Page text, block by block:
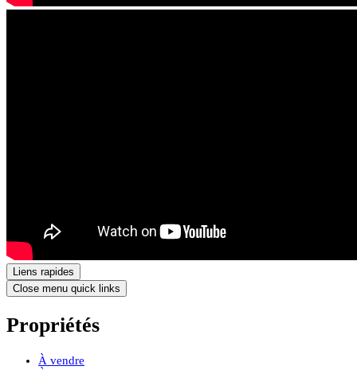
Liens rapides
Close menu quick links
Propriétés
À vendre